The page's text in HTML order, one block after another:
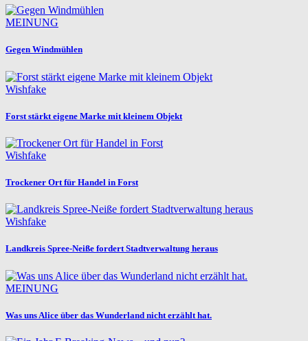
MEINUNG
Gegen Windmühlen
Wishfake
Forst stärkt eigene Marke mit kleinem Objekt
Wishfake
Trockener Ort für Handel in Forst
Wishfake
Landkreis Spree-Neiße fordert Stadtverwaltung heraus
MEINUNG
Was uns Alice über das Wunderland nicht erzählt hat.